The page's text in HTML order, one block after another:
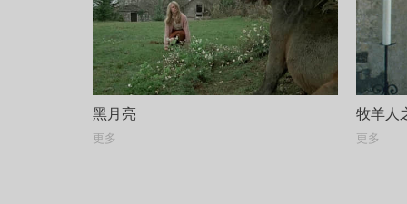
黑月亮
更多
牧羊人
更多